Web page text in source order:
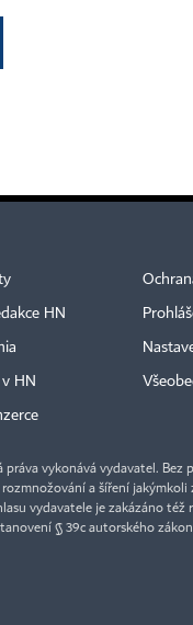
HN
HN
práva vykonává vydavatel. Bez
rozmnožování a šíření jakýmkoli
vydavatele je zakázáno
§ 39c autorského